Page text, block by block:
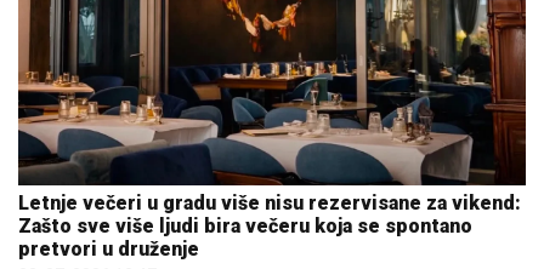
Letnje večeri u gradu više nisu rezervisane za vikend:
Zašto sve više ljudi bira večeru koja se spontano
pretvori u druženje